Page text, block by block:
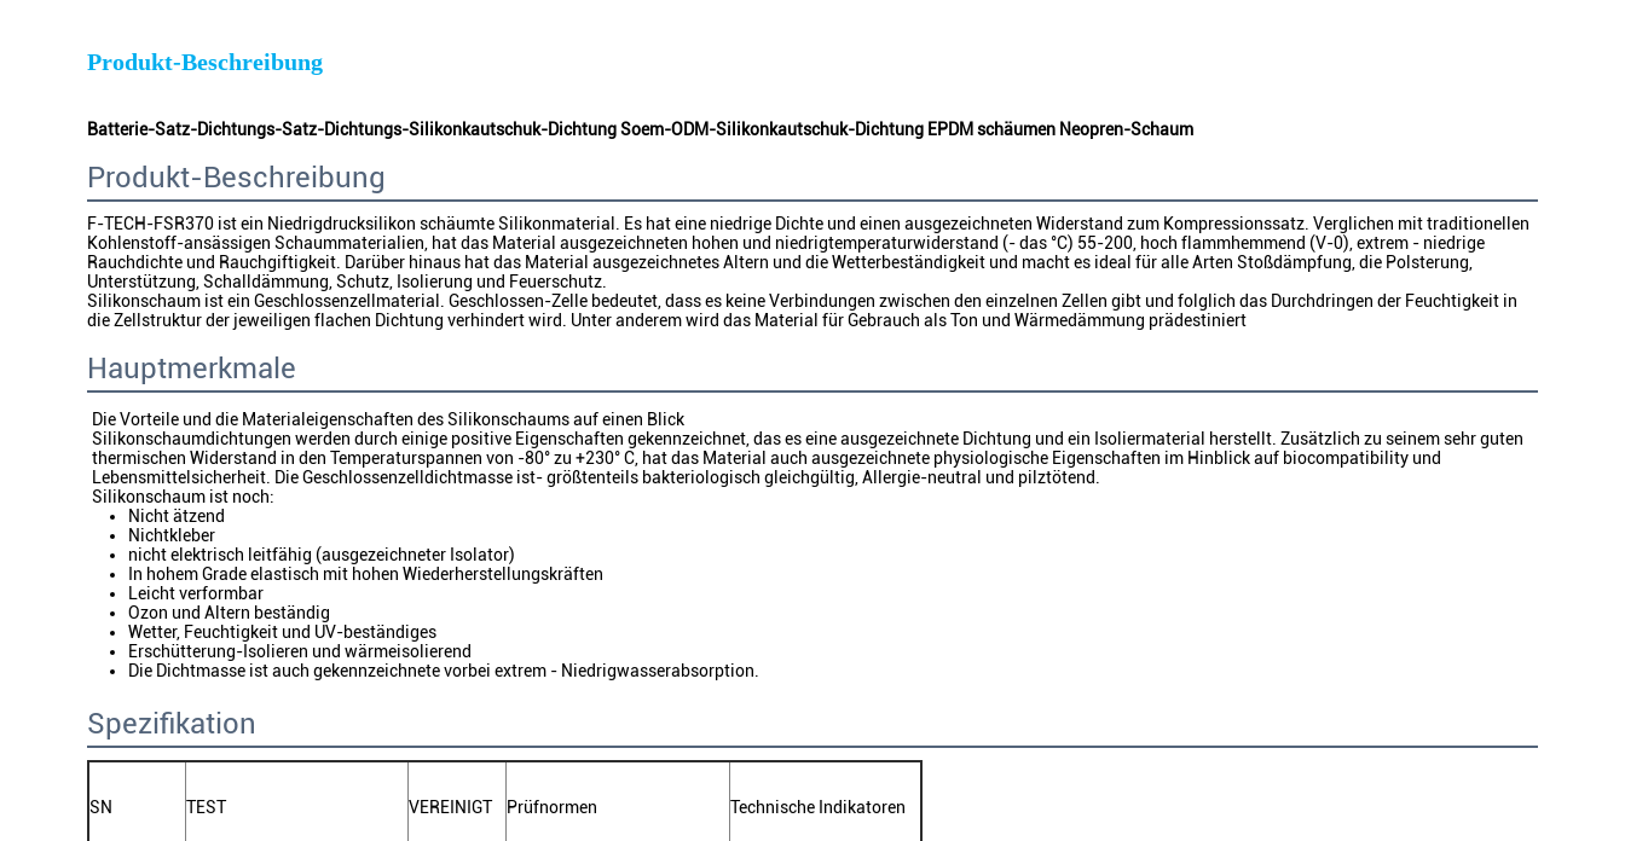
Produkt-Beschreibung
Batterie-Satz-Dichtungs-Satz-Dichtungs-Silikonkautschuk-Dichtung Soem-ODM-Silikonkautschuk-Dichtung EPDM schäumen Neopren-Schaum
Produkt-Beschreibung
F-TECH-FSR370 ist ein Niedrigdrucksilikon schäumte Silikonmaterial. Es hat eine niedrige Dichte und einen ausgezeichneten Widerstand zum Kompressionssatz. Verglichen mit traditionellen
Kohlenstoff-ansässigen Schaummaterialien, hat das Material ausgezeichneten hohen und niedrigtemperaturwiderstand (- das °C) 55-200, hoch flammhemmend (V-0), extrem - niedrige
Rauchdichte und Rauchgiftigkeit. Darüber hinaus hat das Material ausgezeichnetes Altern und die Wetterbeständigkeit und macht es ideal für alle Arten Stoßdämpfung, die Polsterung,
Unterstützung, Schalldämmung, Schutz, Isolierung und Feuerschutz.
Silikonschaum ist ein Geschlossenzellmaterial. Geschlossen-Zelle bedeutet, dass es keine Verbindungen zwischen den einzelnen Zellen gibt und folglich das Durchdringen der Feuchtigkeit in
die Zellstruktur der jeweiligen flachen Dichtung verhindert wird. Unter anderem wird das Material für Gebrauch als Ton und Wärmedämmung prädestiniert
Hauptmerkmale
Die Vorteile und die Materialeigenschaften des Silikonschaums auf einen Blick
Silikonschaumdichtungen werden durch einige positive Eigenschaften gekennzeichnet, das es eine ausgezeichnete Dichtung und ein Isoliermaterial herstellt. Zusätzlich zu seinem sehr guten
thermischen Widerstand in den Temperaturspannen von -80° zu +230° C, hat das Material auch ausgezeichnete physiologische Eigenschaften im Hinblick auf biocompatibility und
Lebensmittelsicherheit. Die Geschlossenzelldichtmasse ist- größtenteils bakteriologisch gleichgültig, Allergie-neutral und pilztötend.
Silikonschaum ist noch:
Nicht ätzend
Nichtkleber
nicht elektrisch leitfähig (ausgezeichneter Isolator)
In hohem Grade elastisch mit hohen Wiederherstellungskräften
Leicht verformbar
Ozon und Altern beständig
Wetter, Feuchtigkeit und UV-beständiges
Erschütterung-Isolieren und wärmeisolierend
Die Dichtmasse ist auch gekennzeichnete vorbei extrem - Niedrigwasserabsorption.
Spezifikation
SN TEST VEREINIGT Prüfnormen Technische Indikatoren